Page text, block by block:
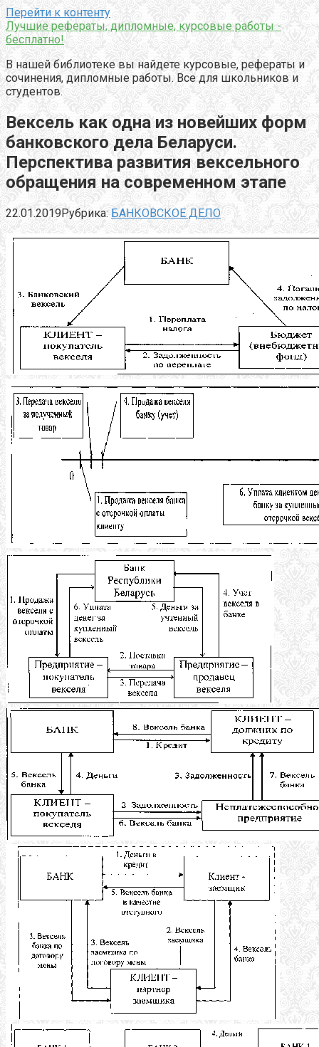
Перейти к контенту
Лучшие рефераты, дипломные, курсовые работы -
бесплатно!
В нашей библиотеке вы найдете курсовые, рефераты и
сочинения, дипломные работы. Все для школьников и
студентов.
Вексель как одна из новейших форм
банковского дела Беларуси.
Перспектива развития вексельного
обращения на современном этапе
22.01.2019Рубрика: БАНКОВСКОЕ ДЕЛО